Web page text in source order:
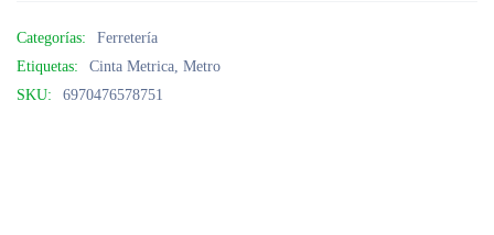
Categorías:
Ferretería
Etiquetas:
Cinta Metrica Metro
SKU:
6970476578751